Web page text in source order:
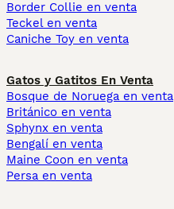
Border Collie en venta
Teckel en venta
Caniche Toy en venta
Gatos y Gatitos En Venta
Bosque de Noruega en venta
Británico en venta
Sphynx en venta
Bengalí en venta
Maine Coon en venta
Persa en venta